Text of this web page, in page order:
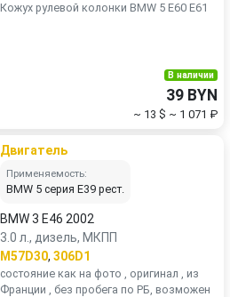
Кожух рулевой колонки BMW 5 Е60 E61
В наличии
39 BYN
~ 13 $ ~ 1 071 ₽
Двигатель
Применяемость:
BMW 5 серия E39 рест.
BMW 3 E46 2002
3.0 л., дизель, МКПП
M57D30, 306D1
состояние как на фото , оригинал , из
Франции , без пробега по РБ, возможен